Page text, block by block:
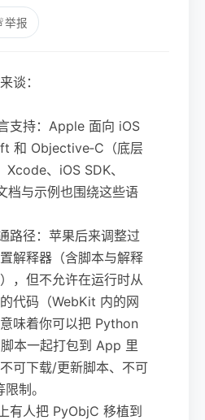
举报
谈：
支持：Apple 面向 iOS
和 Objective‑C（底层
、iOS SDK、
档与示例也围绕这些语
路径：苹果后来调整过
解释器（含脚本与解释
，但不允许在运行时从
代码（WebKit 内的网
味着你可以把 Python
本一起打包到 App 里
可下载/更新脚本、不可
制。
有人把 PyObjC 移植到